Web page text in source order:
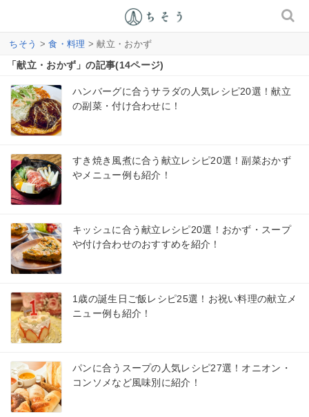
ちそう >食・料理 > 献立・おかず
「献立・おかず」の記事(14ページ)
ハンバーグに合うサラダの人気レシピ20選！献立
の副菜・付け合わせに！
すき焼き風煮に合う献立レシピ20選！副菜おかず
やメニュー例も紹介！
キッシュに合う献立レシピ20選！おかず・スープ
や付け合わせのおすすめを紹介！
1歳の誕生日ご飯レシピ25選！お祝い料理の献立メ
ニュー例も紹介！
パンに合うスープの人気レシピ27選！オニオン・
コンソメなど風味別に紹介！